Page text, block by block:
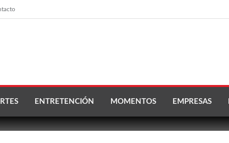
ENTRETENCIÓN MOMENTOS EMPRESAS